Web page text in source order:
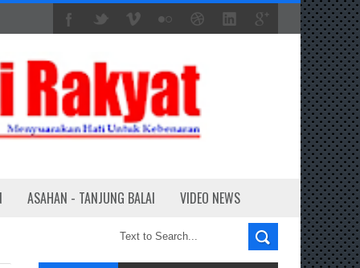
ASAHAN - TANJUNG BALAI VIDEO NEWS